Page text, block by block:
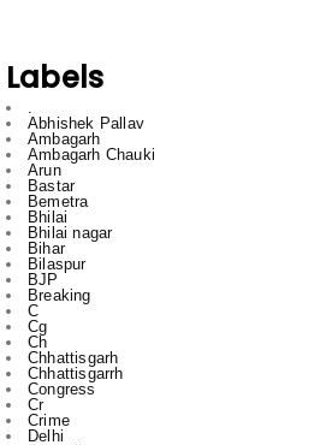
Labels
.
Abhishek Pallav
Ambagarh
Ambagarh Chauki
Arun
Bastar
Bemetra
Bhilai
Bhilai nagar
Bihar
Bilaspur
BJP
Breaking
C
Cg
Ch
Chhattisgarh
Chhattisgarrh
Congress
Cr
Crime
Delhi